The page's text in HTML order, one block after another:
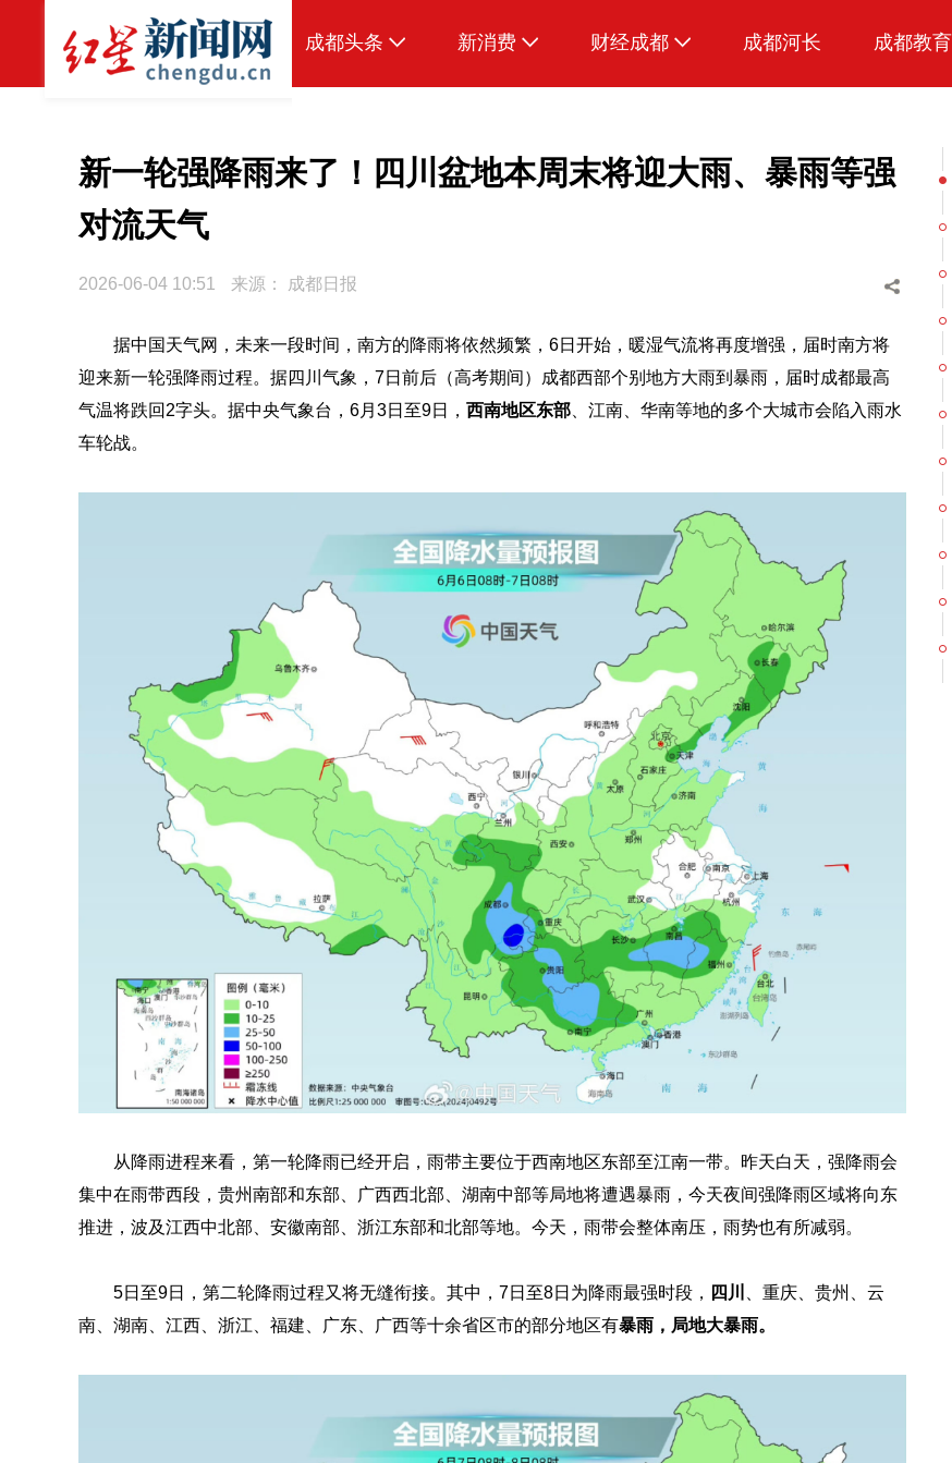
成都头条
本地
传真机
公示
新消费 财经成都 成都河长 成都教育
新一轮强降雨来了！四川盆地本周末将迎大雨、暴雨等强
对流天气
2026-06-04 10:51 来源： 成都日报
据中国天气网， 未来一段时间，南方的降雨将依然频繁，6日开始，暖湿气流将再度增强，届时南方将
迎来新一轮强降雨过程。据四川气象，7日前后（高考期间）成都西部个别地方大雨到暴雨，届时成都最高
气温将跌回2字头。 据中央气象台，6月3日至9日， 西南地区东部 、江南、华南等地的多个大城市会陷入雨水
车轮战。
从降雨进程来看，第一轮降雨已经开启，雨带主要位于西南地区东部至江南一带。昨天白天，强降雨会
集中在雨带西段，贵州南部和东部、广西西北部、湖南中部等局地将遭遇暴雨，今天夜间强降雨区域将向东
推进，波及江西中北部、安徽南部、浙江东部和北部等地。今天，雨带会整体南压，雨势也有所减弱。
5日至9日，第二轮降雨过程又将无缝衔接。其中， 7日至8日为降雨最强时段 ， 四川
、重庆、贵州、云
南、湖南、江西、浙江、福建、广东、广西等十余省区市的部分地区有暴雨，局地大暴雨。